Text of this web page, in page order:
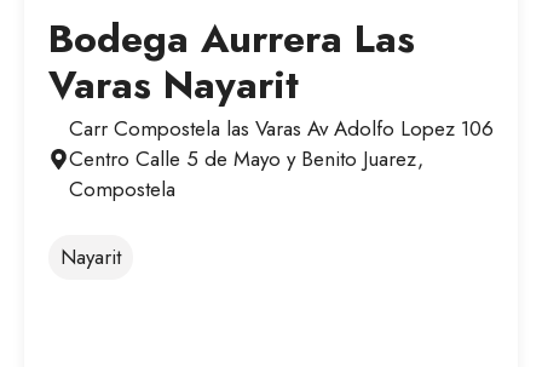
Bodega Aurrera Las
Varas Nayarit
Carr Compostela las Varas Av Adolfo Lopez 106
Centro Calle 5 de Mayo y Benito Juarez,
Compostela
Nayarit